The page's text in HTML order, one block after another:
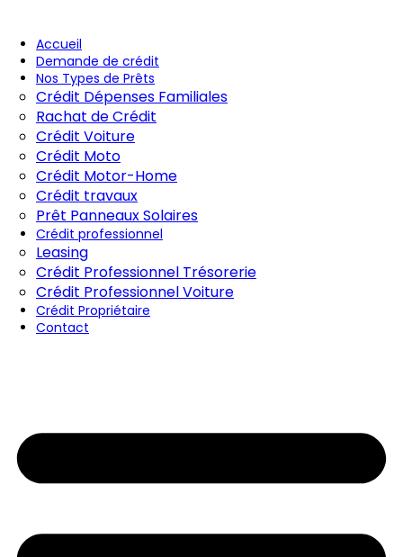
Accueil
Demande de crédit
Nos Types de Prêts
Crédit Dépenses Familiales
Rachat de Crédit
Crédit Voiture
Crédit Moto
Crédit Motor-Home
Crédit travaux
Prêt Panneaux Solaires
Crédit professionnel
Leasing
Crédit Professionnel Trésorerie
Crédit Professionnel Voiture
Crédit Propriétaire
Contact